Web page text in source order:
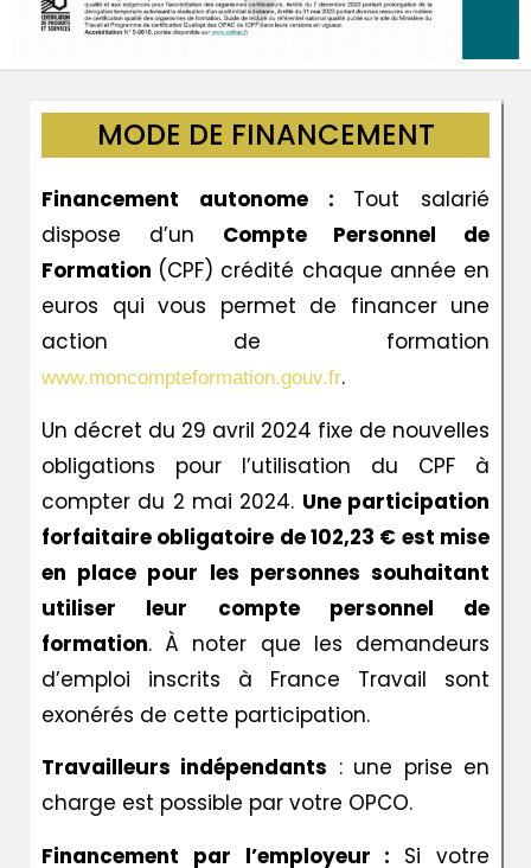
MODE DE FINANCEMENT
Financement autonome : Tout salarié
dispose d’un Compte Personnel de
Formation (CPF) crédité chaque année en
euros qui vous permet de financer une
action de formation
www.moncompteformation.gouv.fr.
Un décret du 29 avril 2024 fixe de nouvelles
obligations pour l’utilisation du CPF à
compter du 2 mai 2024. Une participation
forfaitaire obligatoire de 102,23 € est mise
en place pour les personnes souhaitant
utiliser leur compte personnel de
formation. À noter que les demandeurs
d’emploi inscrits à France Travail sont
exonérés de cette participation.
Travailleurs indépendants : une prise en
charge est possible par votre OPCO.
Financement par l’employeur : Si votre